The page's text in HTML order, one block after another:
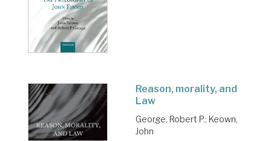
Reason, morality, and
Law
George, Robert P.; Keown,
John